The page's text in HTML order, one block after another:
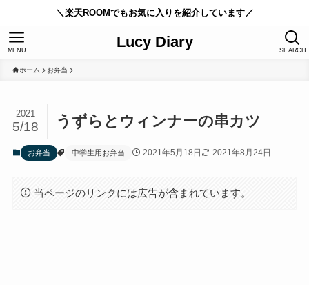
＼楽天ROOMでもお気に入りを紹介しています／
Lucy Diary SEARCH
MENU
ホーム お弁当
うずらとウィンナーの串カツ
2021
5/18
お弁当 中学生用お弁当 2021年5月18日 2021年8月24日
当ページのリンクには広告が含まれています。